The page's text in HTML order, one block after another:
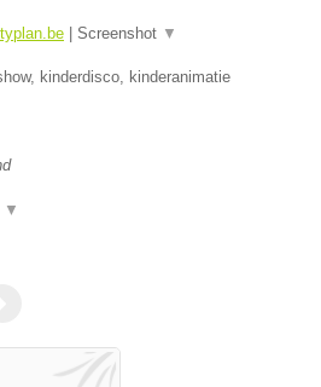
Screenshot ▼
kinderdisco, kinderanimatie
▼